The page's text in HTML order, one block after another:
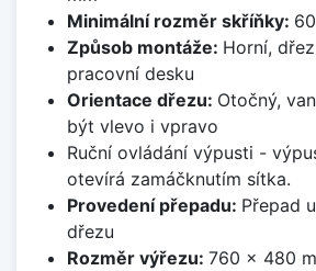
Minimální rozměr skříňky:
Způsob montáže: Horní,
pracovní desku
Orientace dřezu: Otočný,
být vlevo i vpravo
Ruční ovládání výpusti -
otevírá zamáčknutím sítka.
Provedení přepadu: Přepad
dřezu
Rozměr výřezu: 760 x 480